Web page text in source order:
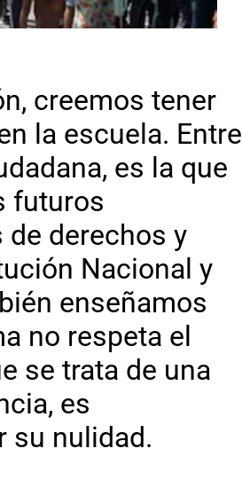
creemos tener
la escuela. Entre
es la que
futuros
derechos y
Nacional y
enseñamos
no respeta el
se trata de una
es
su nulidad.